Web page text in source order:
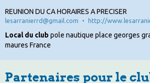
REUNION DU CA HORAIRES A PRECISER
lesarranierrd@gmail.com http://
Local du club pole nautique place georges
maures France
Partenaires pour le